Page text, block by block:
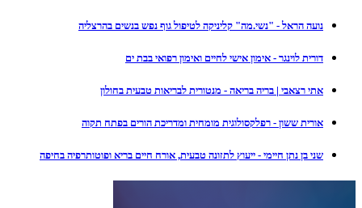
נועה הראל - "נשי.מה" קליניקה לטיפול גוף נפש בנשים בהרצליה
דורית לוינגר - אימון אישי לחיים ואימון רפואי בבת ים
אתי רצאבי | בריה בריאה - מנטורית לבריאות טבעית בחולון
אורית ששון - רפלקסולוגית מומחית ומדריכת הורים בפתח תקוה
שני בן נתן חיימי - ייעוץ לתזונה טבעית, אורח חיים בריא ופוטותרפיה בחיפה